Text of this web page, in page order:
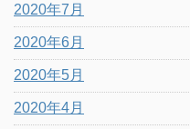
2020年7月
2020年6月
2020年5月
2020年4月